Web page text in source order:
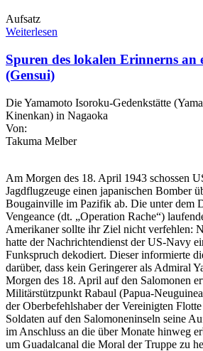
Aufsatz
Weiterlesen
Spuren des lokalen Erinnerns
(Gensui)
Die Yamamoto Isoroku-Gedenkstätte
Kinenkan) in Nagaoka
Von:
Takuma Melber
Am Morgen des 18. April 1943 schossen
Jagdflugzeuge einen japanischen Bomber
Bougainville im Pazifik ab. Die unter dem
Vengeance (dt. „Operation Rache“)
Amerikaner sollte ihr Ziel nicht verfehlen:
hatte der Nachrichtendienst der US-Navy
Funkspruch dekodiert. Dieser informierte
darüber, dass kein Geringerer als Admiral
Morgen des 18. April auf den Salomonen
Militärstützpunkt Rabaul (Papua-
der Oberbefehlshaber der Vereinigten
Soldaten auf den Salomoneninseln seine
im Anschluss an die über Monate hinweg
um Guadalcanal die Moral der Truppe zu